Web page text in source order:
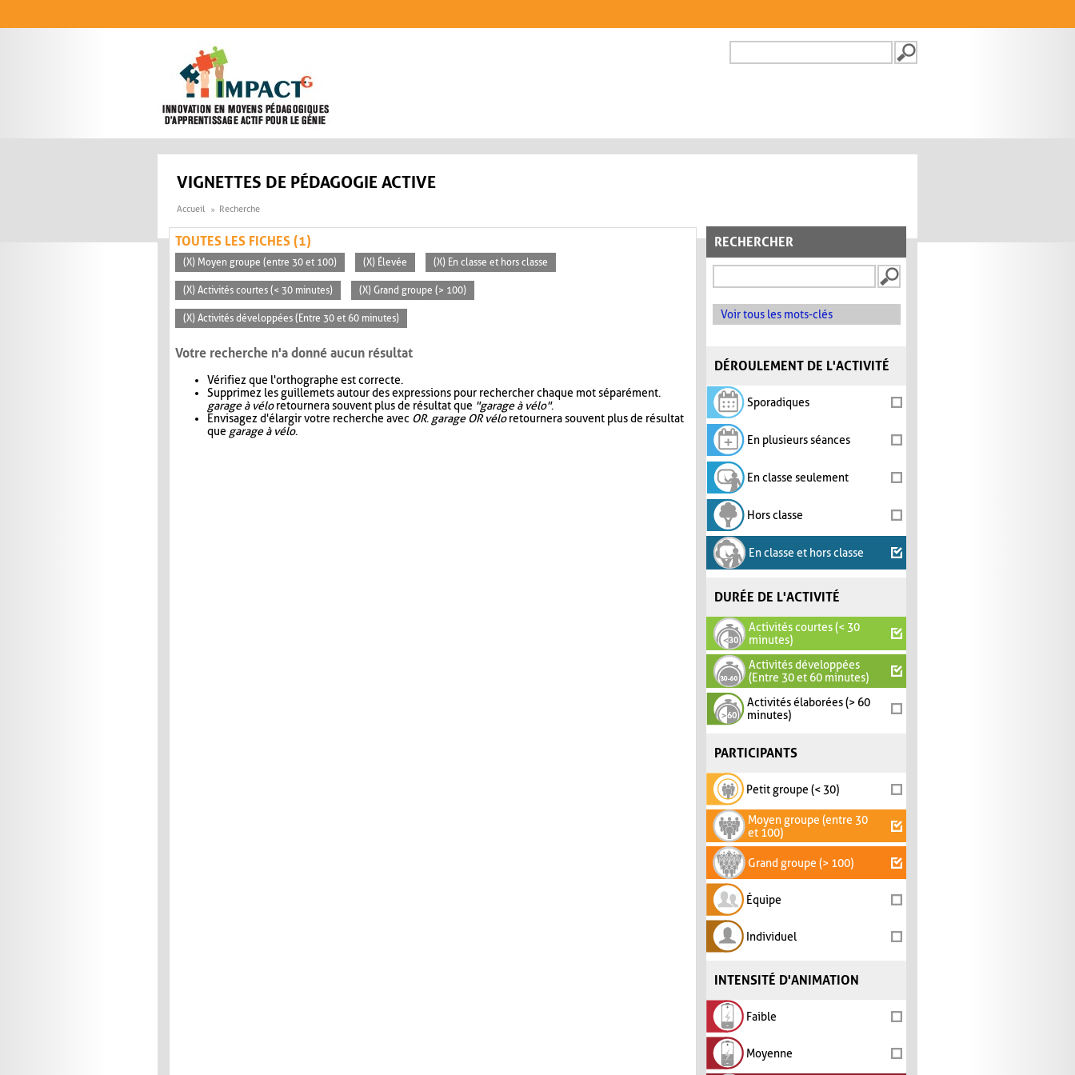
FORMULAIRE DE
VIGNETTES DE PÉDAGOGIE ACTIVE
Accueil Recherche
RECHERCHER
Voir tous les mots-clés
DÉROULEMENT DE L'ACTIVITÉ
Sporadiques
En plusieurs séances
En classe seulement
Hors classe
En classe et hors classe
DURÉE DE L'ACTIVITÉ
Activités courtes (< 30
minutes)
Activités développées
(Entre 30 et 60 minutes)
Activités élaborées (> 60
minutes)
PARTICIPANTS
Petit groupe (< 30)
Moyen groupe (entre 30
et 100)
Grand groupe (> 100)
Équipe
Individuel
INTENSITÉ D'ANIMATION
Faible
Moyenne
TOUTES LES FICHES (1)
(X) Moyen groupe (entre 30 et 100) (X) Élevée (X) En classe et hors classe
(X) Activités courtes (< 30 minutes) (X) Grand groupe (> 100)
(X) Activités développées (Entre 30 et 60 minutes)
Votre recherche n'a donné aucun résultat
Vérifiez que l'orthographe est correcte.
Supprimez les guillemets autour des expressions pour rechercher chaque mot séparément.
garage à véloretournera souvent plus de résultat que "garage à vélo".
Envisagez d'élargir votre recherche avec OR. garage OR véloretournera souvent plus de résultat
que garage à vélo.